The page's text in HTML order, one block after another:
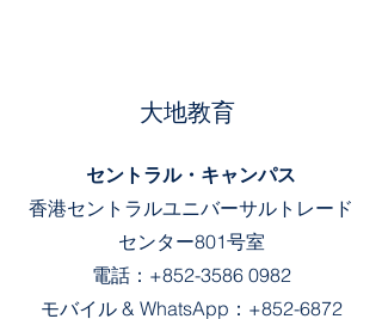
大地教育
セントラル・キャンパス
香港セントラルユニバーサルトレード
センター801号室
電話： +852-3586 0982
モバイル & WhatsApp： +852-6872